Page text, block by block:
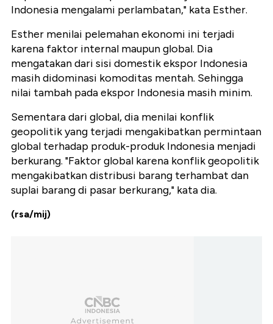
Indonesia mengalami perlambatan," kata Esther.
Esther menilai pelemahan ekonomi ini terjadi
karena faktor internal maupun global. Dia
mengatakan dari sisi domestik ekspor Indonesia
masih didominasi komoditas mentah. Sehingga
nilai tambah pada ekspor Indonesia masih minim.
Sementara dari global, dia menilai konflik
geopolitik yang terjadi mengakibatkan permintaan
global terhadap produk-produk Indonesia menjadi
berkurang. "Faktor global karena konflik geopolitik
mengakibatkan distribusi barang terhambat dan
suplai barang di pasar berkurang," kata dia.
(rsa/mij)